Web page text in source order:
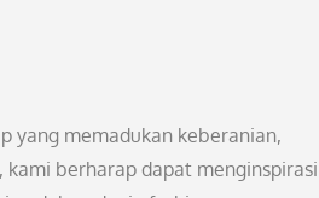
yang memadukan keberanian,
berharap dapat